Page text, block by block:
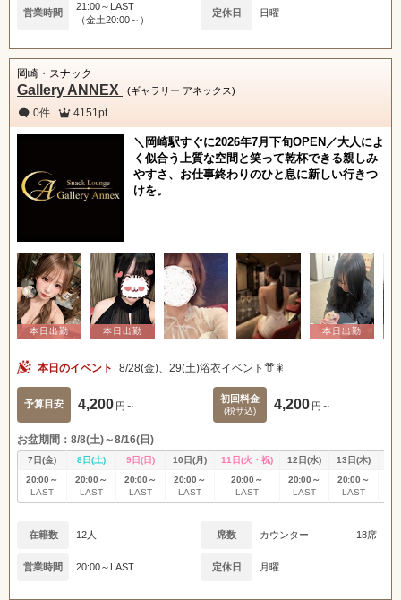
営業時間
21:00～LAST
（金土20:00～）
定休日 日曜
岡崎・スナック
Gallery ANNEX (ギャラリー アネックス)
0件 4151pt
＼岡崎駅すぐに2026年7月下旬OPEN／大人によ
く似合う上質な空間と笑って乾杯できる親しみ
やすさ、お仕事終わりのひと息に新しい行きつ
けを。
本日のイベント 8/28(金)、29(土)浴衣イベント👘🎇
予算目安 4,200 円～
初回料金
(税サ込) 4,200 円～
お盆期間：8/8(土)～8/16(日)
7日(金) 8日(土) 9日(日) 10日(月) 11日(火・祝) 12日(水) 13日(木)
20:00～
LAST
20:00～
LAST
20:00～
LAST
20:00～
LAST
20:00～
LAST
20:00～
LAST
20:00～
LAST
在籍数 12人 席数 カウンター 18席
営業時間 20:00～LAST 定休日 月曜